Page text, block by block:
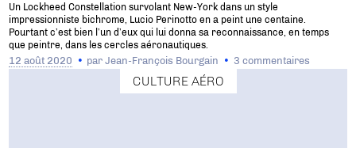
Un Lockheed Constellation survolant New-York dans un style
impressionniste bichrome, Lucio Perinotto en a peint une centaine.
Pourtant c’est bien l’un d’eux qui lui donna sa reconnaissance, en temps
que peintre, dans les cercles aéronautiques.
12 août 2020 parJean-François Bourgain 3 commentaires
CULTURE AÉRO